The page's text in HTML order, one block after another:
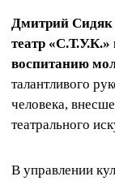
Дмитрий Сидяк
театр
воспитанию
талантливого
человека,
театрального
В управлении